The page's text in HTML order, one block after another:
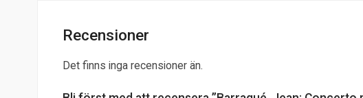
Recensioner
Det finns inga recensioner än.